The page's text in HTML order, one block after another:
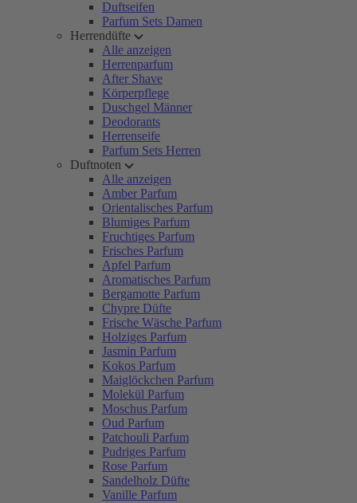
Duftseifen
Parfum Sets Damen
Herrendüfte
Alle anzeigen
Herrenparfum
After Shave
Körperpflege
Duschgel Männer
Deodorants
Herrenseife
Parfum Sets Herren
Duftnoten
Alle anzeigen
Amber Parfum
Orientalisches Parfum
Blumiges Parfum
Fruchtiges Parfum
Frisches Parfum
Apfel Parfum
Aromatisches Parfum
Bergamotte Parfum
Chypre Düfte
Frische Wäsche Parfum
Holziges Parfum
Jasmin Parfum
Kokos Parfum
Maiglöckchen Parfum
Molekül Parfum
Moschus Parfum
Oud Parfum
Patchouli Parfum
Pudriges Parfum
Rose Parfum
Sandelholz Düfte
Vanille Parfum